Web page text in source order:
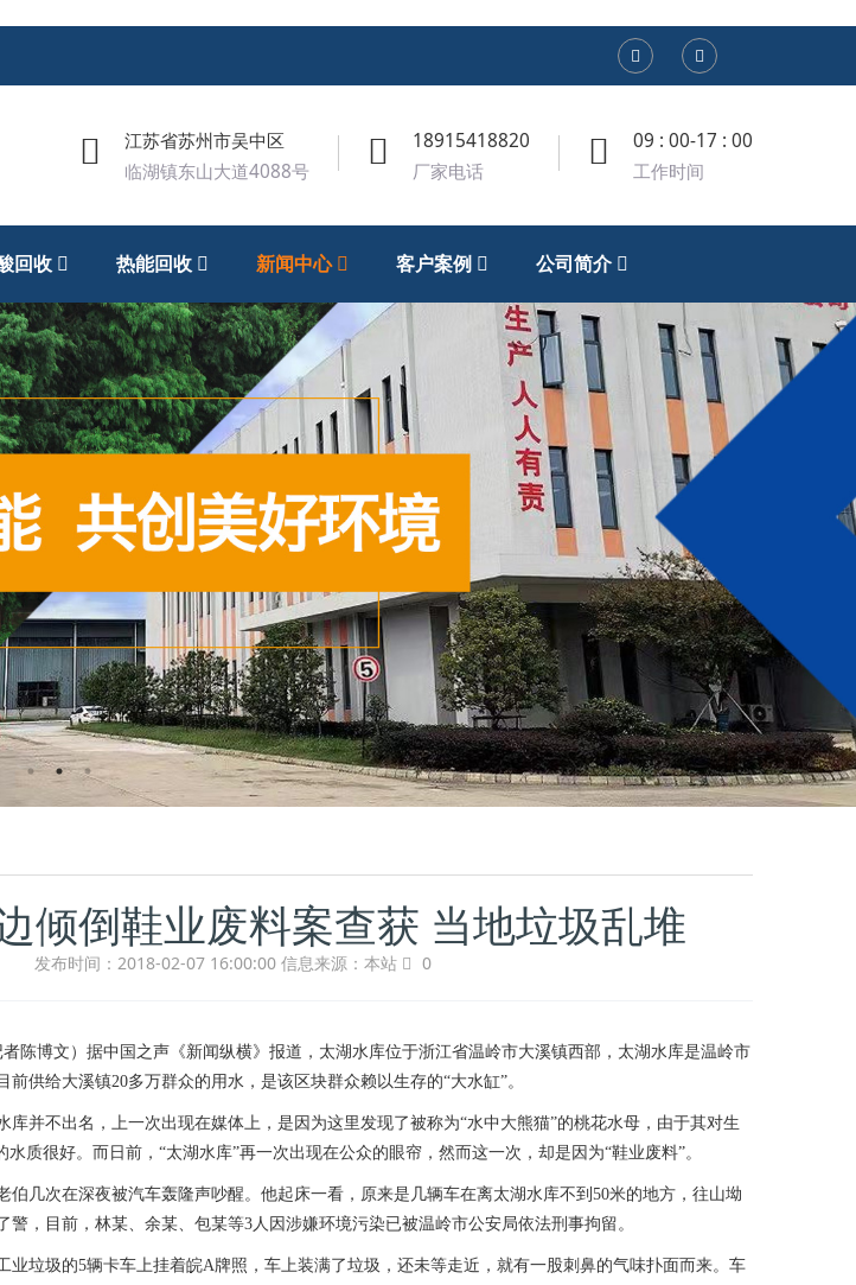
备
江苏省苏州市吴中区
临湖镇东山大道4088号
18915418820
厂家电话
09 : 00-17 : 00
工作时间
回收 热能回收 新闻中心 客户案例 公司简介
倾倒鞋业废料案查获 当地垃圾乱堆
发布时间：2018-02-07 16:00:00 信息来源：本站 0
陈博文）据中国之声《新闻纵横》报道，太湖水库位于浙江省温岭市大溪镇西部，太湖水库是温岭市
供给大溪镇20多万群众的用水，是该区块群众赖以生存的“大水缸”。
不出名，上一次出现在媒体上，是因为这里发现了被称为“水中大熊猫”的桃花水母，由于其对生
质很好。而日前，“太湖水库”再一次出现在公众的眼帘，然而这一次，却是因为“鞋业废料”。
几次在深夜被汽车轰隆声吵醒。他起床一看，原来是几辆车在离太湖水库不到50米的地方，往山坳
，目前，林某、余某、包某等3人因涉嫌环境污染已被温岭市公安局依法刑事拘留。
垃圾的5辆卡车上挂着皖A牌照，车上装满了垃圾，还未等走近，就有一股刺鼻的气味扑面而来。车